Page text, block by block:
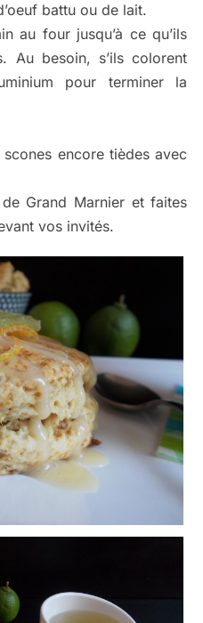
battu ou de lait.
au four jusqu’à ce qu’ils
Au besoin, s’ils colorent
pour terminer la
encore tièdes avec
Grand Marnier et faites
vos invités.